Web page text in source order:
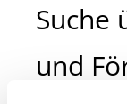
Suche
und